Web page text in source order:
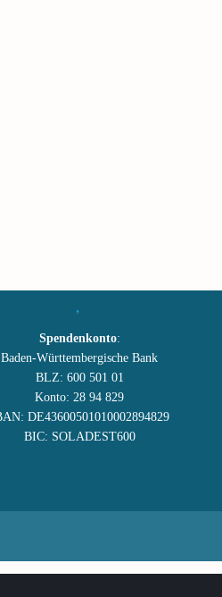
Spendenkonto:
Baden-Württembergische Bank
BLZ: 600 501 01
Konto: 28 94 829
DE43600501010002894829
BIC: SOLADEST600